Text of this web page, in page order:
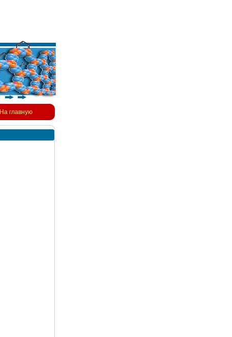
На главную